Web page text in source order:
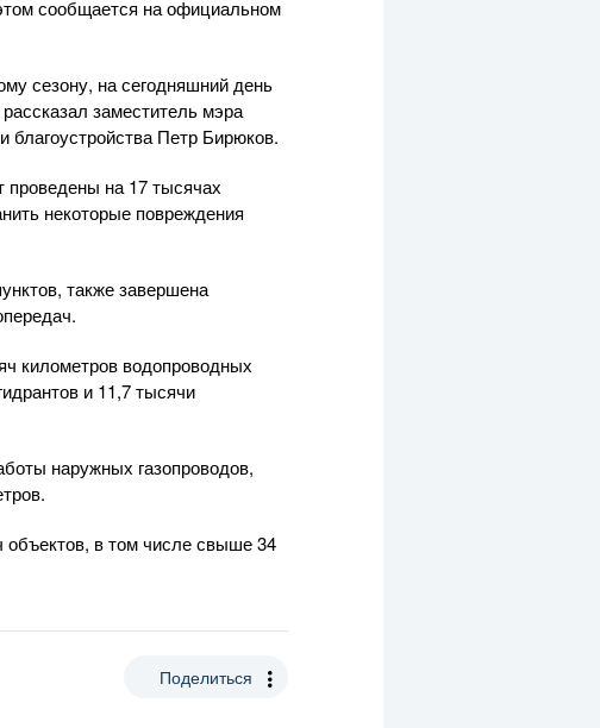
сообщается на официальном
сезону, на сегодняшний день
заместитель мэра
Петр Бирюков.
проведены на 17 тысячах
некоторые повреждения
также завершена
километров водопроводных
и 11,7 тысячи
наружных газопроводов,
объектов, в том числе свыше 34
Поделиться